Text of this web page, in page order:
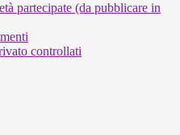
partecipate (da pubblicare in
controllati